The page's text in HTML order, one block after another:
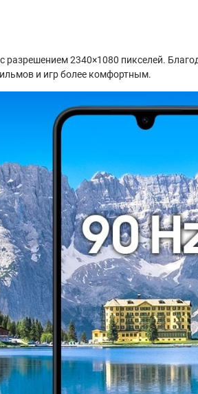
2340×1080 пикселей.
и игр более комфортным.